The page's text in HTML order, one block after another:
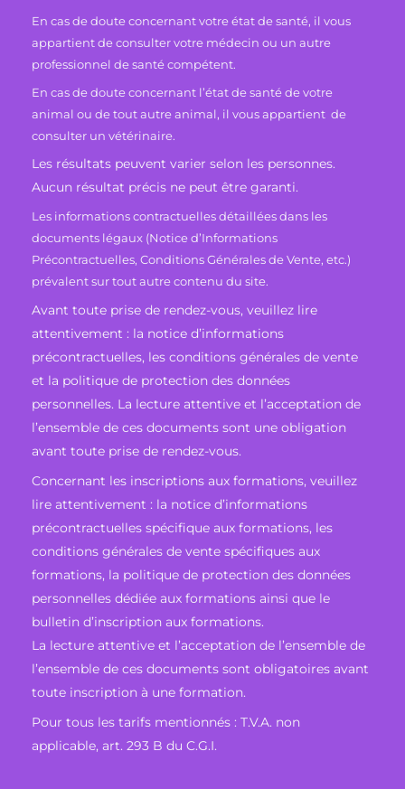
En cas de doute concernant votre état de santé, il vous
appartient de consulter votre médecin ou un autre
professionnel de santé compétent.
En cas de doute concernant l’état de santé de votre
animal ou de tout autre animal, il vous appartient de
consulter un vétérinaire.
Les résultats peuvent varier selon les personnes.
Aucun résultat précis ne peut être garanti.
Les informations contractuelles détaillées dans les
documents légaux (Notice d’Informations
Précontractuelles, Conditions Générales de Vente, etc.)
prévalent sur tout autre contenu du site.
Avant toute prise de rendez-vous, veuillez lire
attentivement : la notice d’informations
précontractuelles, les conditions générales de vente
et la politique de protection des données
personnelles. La lecture attentive et l’acceptation de
l’ensemble de ces documents sont une obligation
avant toute prise de rendez-vous.
Concernant les inscriptions aux formations, veuillez
lire attentivement : la notice d’informations
précontractuelles spécifique aux formations, les
conditions générales de vente spécifiques aux
formations, la politique de protection des données
personnelles dédiée aux formations ainsi que le
bulletin d’inscription aux formations.
La lecture attentive et l’acceptation de l’ensemble de
l’ensemble de ces documents sont obligatoires avant
toute inscription à une formation.
Pour tous les tarifs mentionnés : T.V.A. non
applicable, art. 293 B du C.G.I.